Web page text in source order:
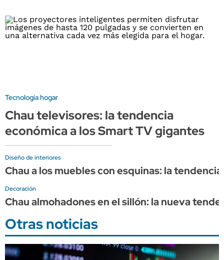
Tecnología hogar
Chau televisores: la tendencia
económica a los Smart TV gigantes
Diseño de interiores
Chau a los muebles con esquinas: la
Decoración
Chau almohadones en el sillón: la nueva
Otras noticias